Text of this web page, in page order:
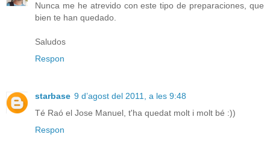
Nunca me he atrevido con este tipo de preparaciones, que
bien te han quedado.
Saludos
Respon
starbase 9 d’agost del 2011, a les 9:48
Té Raó el Jose Manuel, t'ha quedat molt i molt bé :))
Respon